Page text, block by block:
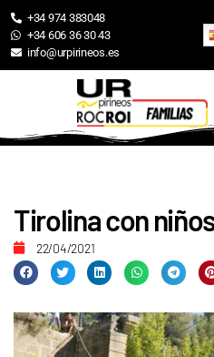
+34 974 383048
+34 606 36 30 43
info@urpirineos.es
Tirolina con
22/04/2021